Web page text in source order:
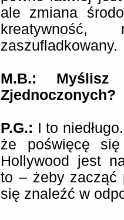
ale zmiana
zaszufladkowany.
M.B.:
Zjednoczonych?
P.G.: I to
że poświęcę
Hollywood jest
to – żeby zacząć
się znaleźć w